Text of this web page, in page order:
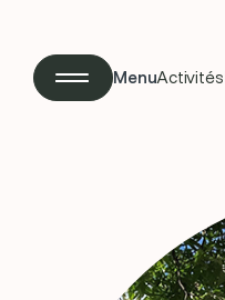
MenuActivités